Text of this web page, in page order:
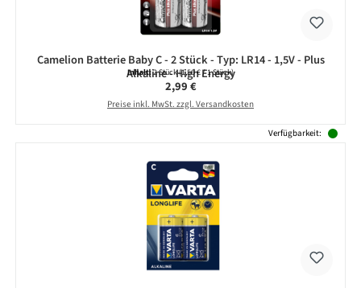
Camelion Batterie Baby C - 2 Stück - Typ: LR14 - 1,5V - Plus
Alkaline - High Energy
Inhalt:2 Stück(1,50 € / 1 Stück)
Regulärer Preis:
2,99 €
Preise inkl. MwSt. zzgl. Versandkosten
Verfügbarkeit: